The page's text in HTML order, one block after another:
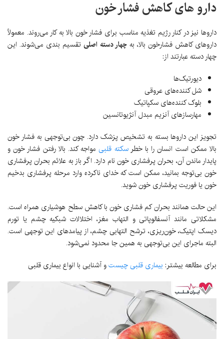
دارو های کاهش فشار خون
داروها نیز در کنار رژیم تغذیه مناسب برای فشار خون بالا به کار می‌روند. معمولاً
داروهای کاهش فشارخون بالا، به چهار دسته اصلی تقسیم‌ بندی می‌شوند. این
چهار دسته عبارتند از:
دیورتیک‌ها
شل کننده‌های عروقی
بلوک کننده‌های سکپاتیک
مهارسازهای آنزیم مبدل آنژیوتانسین
تجویز این داروها بسته به تشخیص پزشک دارد. چون بی‌توجهی به فشار خون
بالا ممکن است انسان را با خطرسکته قلبیمواجه کند. بالا رفتن فشار خون و
پایدار ماندن آن، بحران پرفشاری خون نام دارد. اگر باز به علائم بحران پرفشاری
خون بی‌توجه بمانید، ممکن است که خدای ناکرده وارد مرحله پرفشاری بدخیم
خون یا فوریت پرفشاری خون شوید.
این حالت همانند بحران کم فشاری خون با کاهش سطح هوشیاری همراه است.
مشکلاتی مانند آنسفالوپاتی و التهاب مغز، اختلالات شبکیه چشم یا تورم
دیسک اپتیک، خون‌ریزی، ترشح التهابی چشم، از پیامدهای این ‌توجهی است.
البته ماجرای این بی‌توجهی به همین جا محدود نمی‌شود.
برای مطالعه بیشتر: بیماری قلبی چیستو آشنایی با انواع بیماری قلبی